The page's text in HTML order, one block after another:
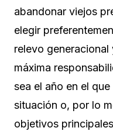
abandonar viejos
elegir
relevo
máxima
sea el año en el
situación o, por lo
objetivos